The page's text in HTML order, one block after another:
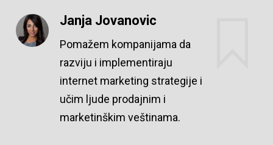
Janja Jovanovic
Pomažem kompanijama da
razviju i implementiraju
internet marketing strategije i
učim ljude prodajnim i
marketinškim veštinama.